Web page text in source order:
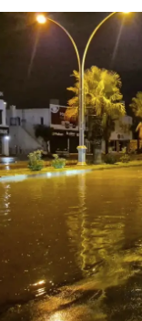
Siirt
Sinop
Sivas
Tekirdağ
Tokat
Trabzon
Tunceli
Şanlıurfa
Uşak